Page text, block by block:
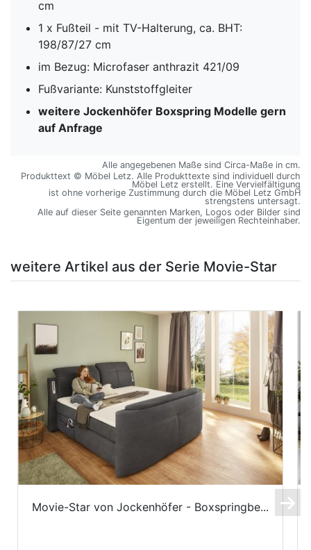
cm
1 x Fußteil - mit TV-Halterung, ca. BHT:
198/87/27 cm
im Bezug: Microfaser anthrazit 421/09
Fußvariante: Kunststoffgleiter
weitere Jockenhöfer Boxspring Modelle gern
auf Anfrage
Alle angegebenen Maße sind Circa-Maße in cm.
Produkttext © Möbel Letz. Alle Produkttexte sind individuell durch
Möbel Letz erstellt. Eine Vervielfältigung
ist ohne vorherige Zustimmung durch die Möbel Letz GmbH
strengstens untersagt.
Alle auf dieser Seite genannten Marken, Logos oder Bilder sind
Eigentum der jeweiligen Rechteinhaber.
weitere Artikel aus der Serie Movie-Star
Movie-Star von Jockenhöfer - Boxspringbe...